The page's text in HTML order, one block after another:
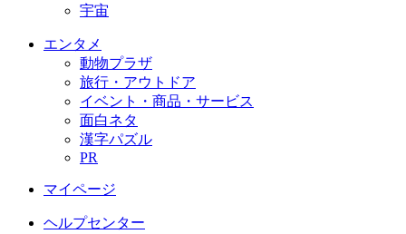
宇宙
エンタメ
動物プラザ
旅行・アウトドア
イベント・商品・サービス
面白ネタ
漢字パズル
PR
マイページ
ヘルプセンター